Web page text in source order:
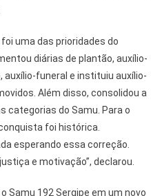
uma das prioridades do
diárias de plantão, auxílio-
auxílio-funeral e instituiu auxílio-
Além disso, consolidou a
categorias do Samu. Para o
foi histórica.
esperando essa correção.
e motivação”, declarou.
Samu 192 Sergipe em um novo